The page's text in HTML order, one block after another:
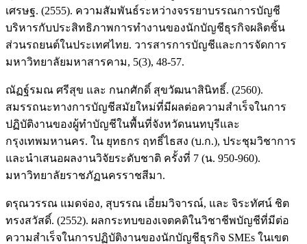
เศรษฐ. (2555). ความสัมพันธ์ระหว่างจรรยาบรรณการบัญชี
บริหารกับประสิทธิภาพการทำงานของนักบัญชีธุรกิจผลิตชิ้น
ส่วนรถยนต์ในประเทศไทย. วารสารการบัญชีและการจัดการ
มหาวิทยาลัยมหาสารคาม, 5(3), 48-57.
ณัฏฐ์รมณ ศรีสุข และ กนกศักดิ์ สุขวัฒนาสินิทธิ์. (2560).
สมรรถนะทางการบัญชีสมัยใหม่ที่มีผลต่อความสำเร็จในการ
ปฏิบัติงานของผู้ทำบัญชีในพื้นที่จังหวัดนนทบุรีและ
กรุงเทพมหานคร. ใน ยุทธกร ฤทธิ์ไธสง (บ.ก.), ประชุมวิชาการ
และนำเสนอผลงานวิจัยระดับชาติ ครั้งที่ 7 (น. 950-960).
มหาวิทยาลัยราชภัฏนครราชสีมา.
ดรุณวรรณ แมดจ่อง, สุบรรณ เอี่ยมวิจารณ์, และ จิระทัศน์ ชิต
ทรงสวัสดิ์. (2552). ผลกระทบของเจตคติในวิชาชีพบัญชีที่มีต่อ
ความสำเร็จในการปฏิบัติงานของนักบัญชีธุรกิจ SMEs ในเขต